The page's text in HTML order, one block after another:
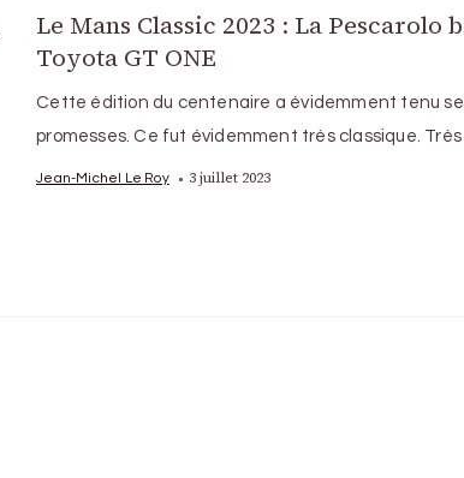
Le Mans Classic 2023 : La Pescarolo
Toyota GT ONE
Cette édition du centenaire a évidemment tenu
promesses. Ce fut évidemment très classique.
Jean-Michel Le Roy 3 juillet 2023